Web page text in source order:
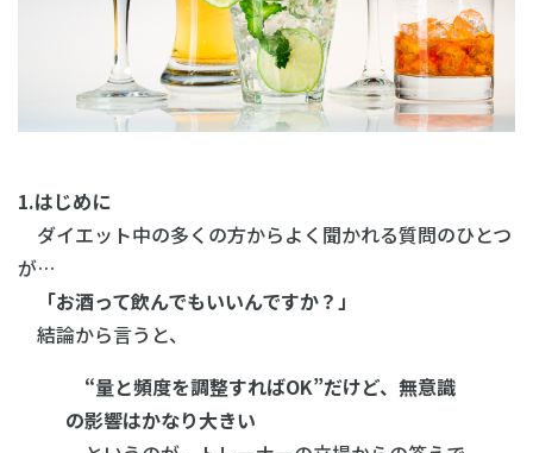
1.はじめに
ダイエット中の多くの方からよく聞かれる質問のひとつ
が…
「お酒って飲んでもいいんですか？」
結論から言うと、
“量と頻度を調整すればOK”だけど、無意識
の影響はかなり大きい